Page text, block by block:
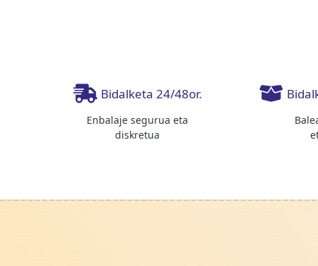
Bidalketa 24/48or.
Enbalaje segurua eta
diskretua